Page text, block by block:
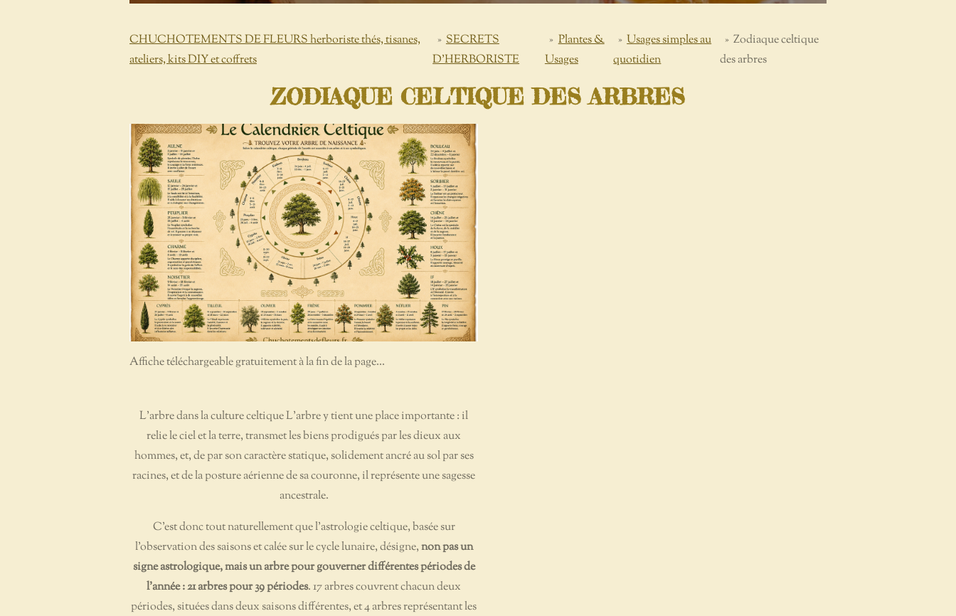
CHUCHOTEMENTS DE FLEURS herboriste thés, tisanes,
ateliers, kits DIY et coffrets
» SECRETS
D'HERBORISTE
» Plantes &
Usages
» Usages simples au
quotidien
» Zodiaque celtique
des arbres
ZODIAQUE CELTIQUE DES ARBRES
Affiche téléchargeable gratuitement à la fin de la page...
L'arbre dans la culture celtiqueL'arbre y tient une place importante : il
relie le ciel et la terre, transmet les biens prodigués par les dieux aux
hommes, et, de par son caractère statique, solidement ancré au sol par ses
racines, et de la posture aérienne de sa couronne, il représente une sagesse
ancestrale.
C'est donc tout naturellement que l'astrologie celtique, basée sur
l'observation des saisons et calée sur le cycle lunaire, désigne,non pas un
signe astrologique, mais un arbre pour gouverner différentes périodes de
l'année : 21 arbres pour 39 périodes. 17 arbres couvrent chacun deux
périodes, situées dans deux saisons différentes, et 4 arbres représentant les